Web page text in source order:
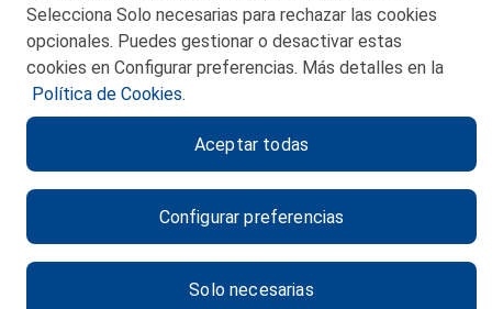
MAPA WEB
POLITICA DE PRIVACIDAD
POLITICA DE COOKIES
CANAL DE ÉTICA
Selecciona Solo necesarias para rechazar las cookies
opcionales. Puedes gestionar o desactivar estas
cookies en Configurar preferencias. Más detalles en la
Política de Cookies.
Configurar preferencias
Solo necesarias
Aceptar todas